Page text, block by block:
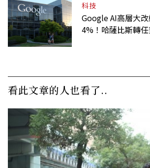
科技
Google AI高層大
4%！哈薩比斯轉
看此文章的人也看了..